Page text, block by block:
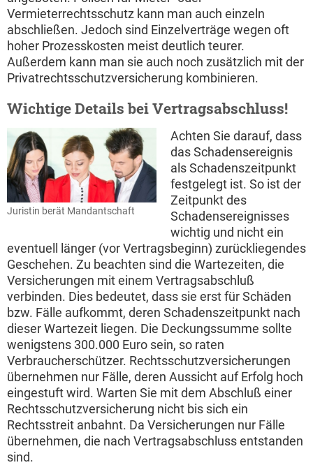
Vermieterrechtsschutz kann man auch einzeln
abschließen. Jedoch sind Einzelverträge wegen oft
hoher Prozesskosten meist deutlich teurer.
Außerdem kann man sie auch noch zusätzlich mit der
Privatrechtsschutzversicherung kombinieren.
Wichtige Details bei Vertragsabschluss!
Juristin berät Mandantschaft
Achten Sie darauf, dass
das Schadensereignis
als Schadenszeitpunkt
festgelegt ist. So ist der
Zeitpunkt des
Schadensereignisses
wichtig und nicht ein
eventuell länger (vor Vertragsbeginn) zurückliegendes
Geschehen. Zu beachten sind die Wartezeiten, die
Versicherungen mit einem Vertragsabschluß
verbinden. Dies bedeutet, dass sie erst für Schäden
bzw. Fälle aufkommt, deren Schadenszeitpunkt nach
dieser Wartezeit liegen. Die Deckungssumme sollte
wenigstens 300.000 Euro sein, so raten
Verbraucherschützer. Rechtsschutzversicherungen
übernehmen nur Fälle, deren Aussicht auf Erfolg hoch
eingestuft wird. Warten Sie mit dem Abschluß einer
Rechtsschutzversicherung nicht bis sich ein
Rechtsstreit anbahnt. Da Versicherungen nur Fälle
übernehmen, die nach Vertragsabschluss entstanden
sind.